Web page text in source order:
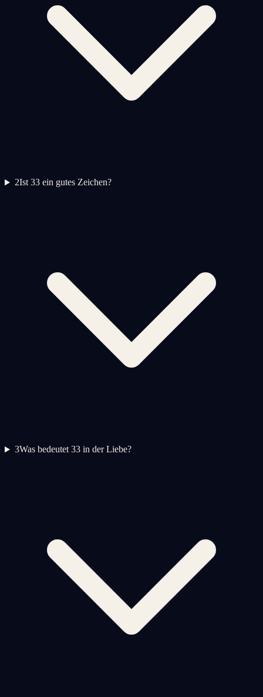
2Ist 33 ein gutes Zeichen?
3Was bedeutet 33 in der Liebe?